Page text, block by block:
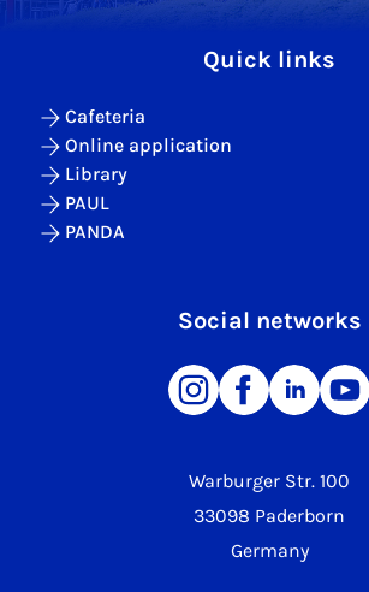
Warburger Str. 100
33098 Paderborn
Germany
Quick links
Cafeteria
Online application
Library
PAUL
PANDA
Social networks